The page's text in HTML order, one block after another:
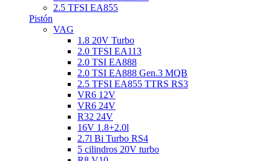
2.5 TFSI EA855
Pistón
VAG
1.8 20V Turbo
2.0 TFSI EA113
2.0 TSI EA888
2.0 TSI EA888 Gen.3 MQB
2.5 TFSI EA855 TTRS RS3
VR6 12V
VR6 24V
R32 24V
16V 1.8+2.0l
2.7l Bi Turbo RS4
5 cilindros 20V turbo